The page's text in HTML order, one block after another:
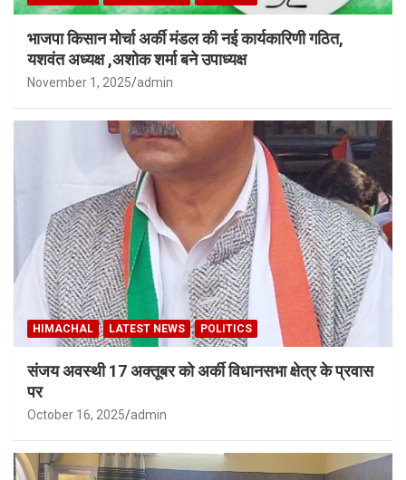
भाजपा किसान मोर्चा अर्की मंडल की नई कार्यकारिणी गठित,
यशवंत अध्यक्ष ,अशोक शर्मा बने उपाध्यक्ष
November 1, 2025 admin
HIMACHAL LATEST NEWS POLITICS
संजय अवस्थी 17 अक्तूबर को अर्की विधानसभा क्षेत्र के प्रवास
पर
October 16, 2025 admin